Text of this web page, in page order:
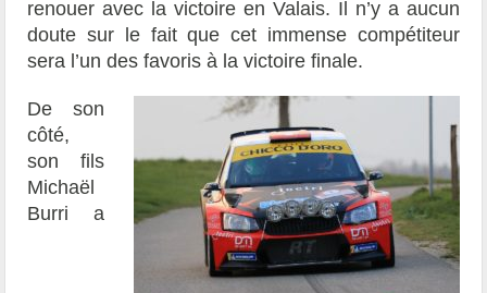
renouer avec la victoire en Valais. Il n’y a aucun
doute sur le fait que cet immense compétiteur
sera l’un des favoris à la victoire finale.
De son
côté,
son fils
Michaël
Burri a